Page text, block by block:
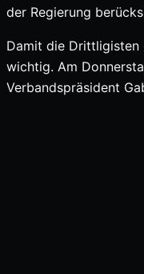
der Regierung
Damit die Drittligisten
wichtig. Am
Verbandspräsident